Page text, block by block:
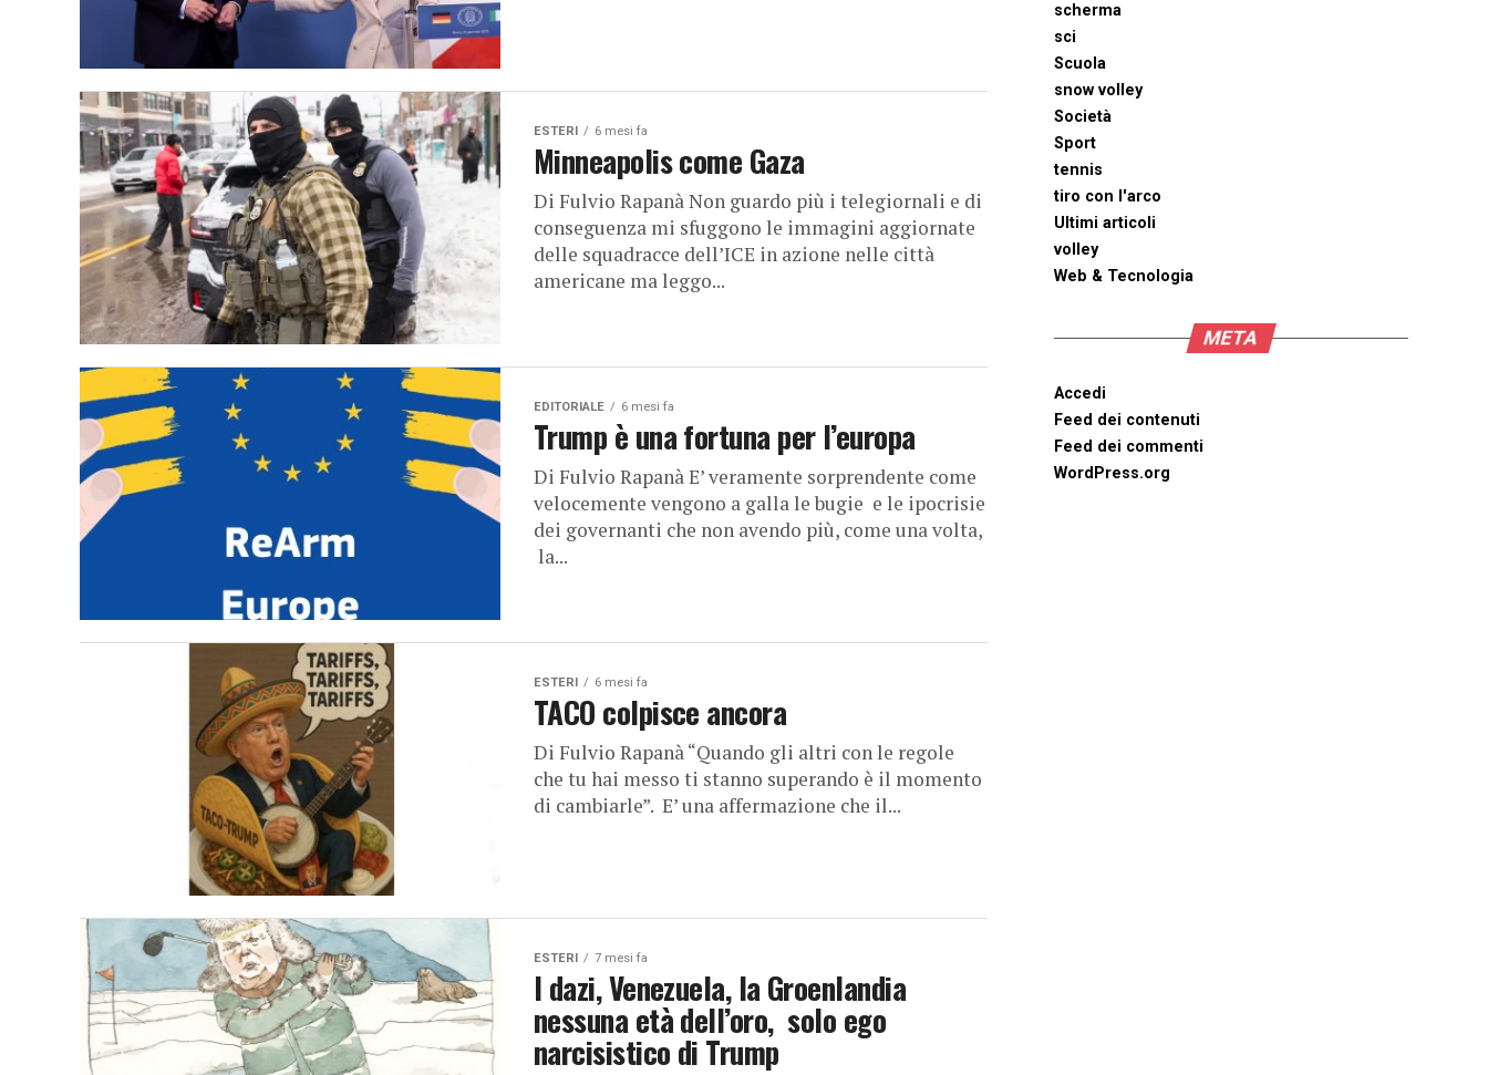
ESTERI 6 mesi fa
Minneapolis come Gaza
Di Fulvio Rapanà Non guardo più i telegiornali e di
conseguenza mi sfuggono le immagini aggiornate
delle squadracce dell’ICE in azione nelle città
americane ma leggo...
EDITORIALE 6 mesi fa
Trump è una fortuna per l’europa
Di Fulvio Rapanà E’ veramente sorprendente come
velocemente vengono a galla le bugie e le ipocrisie
dei governanti che non avendo più, come una volta,
la...
ESTERI 6 mesi fa
TACO colpisce ancora
Di Fulvio Rapanà “Quando gli altri con le regole
che tu hai messo ti stanno superando è il momento
di cambiarle”. E’ una affermazione che il...
ESTERI 7 mesi fa
I dazi, Venezuela, la Groenlandia
nessuna età dell’oro, solo ego
narcisistico di Trump
scherma
sci
Scuola
snow volley
Società
Sport
tennis
tiro con l'arco
Ultimi articoli
volley
Web & Tecnologia
META
Accedi
Feed dei contenuti
Feed dei commenti
WordPress.org